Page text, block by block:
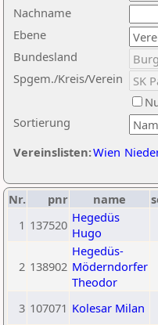
Nachname
Ebene
Sortierung
Bundesland
Spgem./Kreis/Verein
Vereinslisten:Wien
Nr. pnr name
1 137520 Hegedüs
Hugo
2 138902
Hegedüs-
Möderndorfer
Theodor
3 107071 Kolesar Milan